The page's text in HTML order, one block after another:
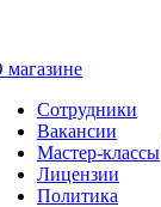
магазине
Сотрудники
Вакансии
Мастер-классы
Лицензии
Политика